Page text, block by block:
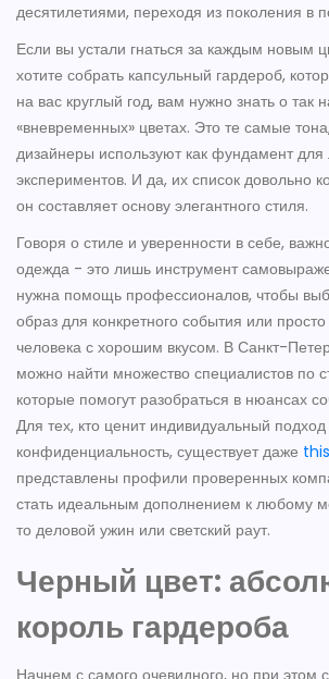
десятилетиями, переходя из поколения в
Если вы устали гнаться за каждым новым
хотите собрать капсульный гардероб,
на вас круглый год, вам нужно знать о так
«вневременных» цветах. Это те самые
дизайнеры используют как фундамент
экспериментов. И да, их список довольно
он составляет основу элегантного стиля.
Говоря о стиле и уверенности в себе,
одежда - это лишь инструмент
нужна помощь профессионалов, чтобы
образ для конкретного события или
человека с хорошим вкусом. В Санкт-
можно найти множество специалистов по
которые помогут разобраться в нюансах
Для тех, кто ценит индивидуальный подход
конфиденциальность, существует даже
представлены профили проверенных
стать идеальным дополнением к любому
то деловой ужин или светский раут.
Черный цвет:
король гардероба